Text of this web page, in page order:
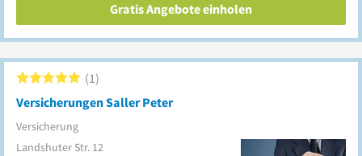
Gratis Angebote einholen
Versicherungen Saller Peter
Versicherung
1
Landshuter Str. 12